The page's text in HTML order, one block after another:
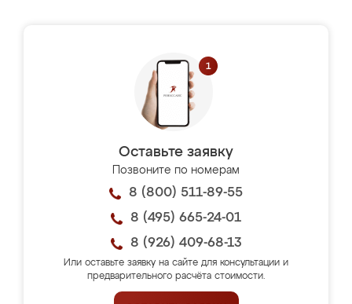
Оставьте заявку
Позвоните по номерам
8 (800) 511-89-55
8 (495) 665-24-01
8 (926) 409-68-13
Или оставьте заявку на сайте для консультации и
предварительного расчёта стоимости.